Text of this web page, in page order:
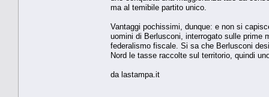
ma al temibile partito unico.
Vantaggi pochissimi, dunque: e non si
uomini di Berlusconi, interrogato sulle prime
federalismo fiscale. Si sa che Berlusconi
Nord le tasse raccolte sul territorio, quindi
da lastampa.it